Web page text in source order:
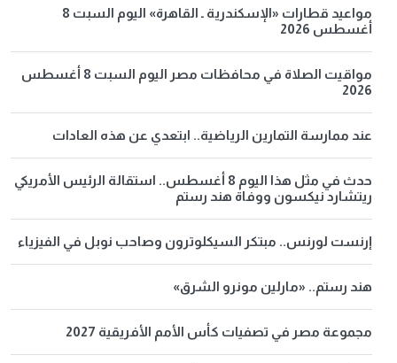
مواعيد قطارات «الإسكندرية ـ القاهرة» اليوم السبت 8
أغسطس 2026
مواقيت الصلاة في محافظات مصر اليوم السبت 8 أغسطس
2026
عند ممارسة التمارين الرياضية.. ابتعدي عن هذه العادات
حدث في مثل هذا اليوم 8 أغسطس.. استقالة الرئيس الأمريكي
ريتشارد نيكسون ووفاة هند رستم
إرنست لورنس.. مبتكر السيكلوترون وصاحب نوبل في الفيزياء
هند رستم.. «مارلين مونرو الشرق»
مجموعة مصر في تصفيات كأس الأمم الأفريقية 2027